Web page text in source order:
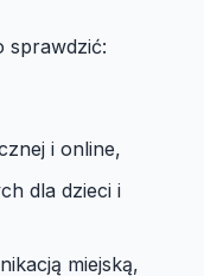
sprawdzić:
i online,
dla dzieci i
miejską,